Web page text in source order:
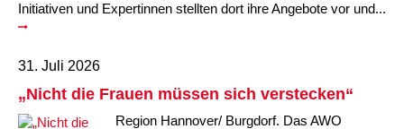
Initiativen und Expertinnen stellten dort ihre Angebote vor und...
31. Juli 2026
„Nicht die Frauen müssen sich verstecken“
Region Hannover/ Burgdorf. Das AWO